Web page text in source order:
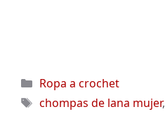
Categorías
Ropa a crochet
Etiquetas
chompas de lana mujer,